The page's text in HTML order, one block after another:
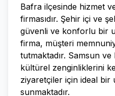
Bafra ilçesinde hizmet
firmasıdır. Şehir içi ve
güvenli ve konforlu bir
firma, müşteri
tutmaktadır. Samsun
kültürel zenginliklerini
ziyaretçiler için ideal bir
sunmaktadır.